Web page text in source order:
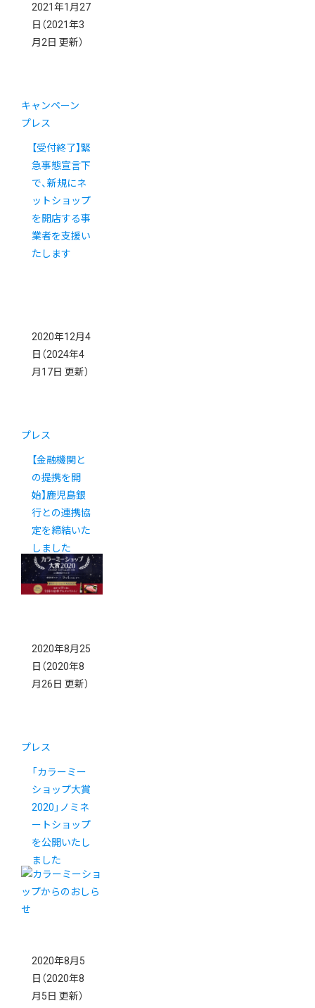
2021年1月27
日 （2021年3
月2日 更新）
キャンペーン
プレス
【受付終了】緊
急事態宣言下
で、新規にネ
ットショップ
を開店する事
業者を支援い
たします
2020年12月4
日 （2024年4
月17日 更新）
プレス
【金融機関と
の提携を開
始】鹿児島銀
行との連携協
定を締結いた
しました
2020年8月25
日 （2020年8
月26日 更新）
プレス
「カラーミー
ショップ大賞
2020」ノミネ
ートショップ
を公開いたし
ました
2020年8月5
日 （2020年8
月5日 更新）